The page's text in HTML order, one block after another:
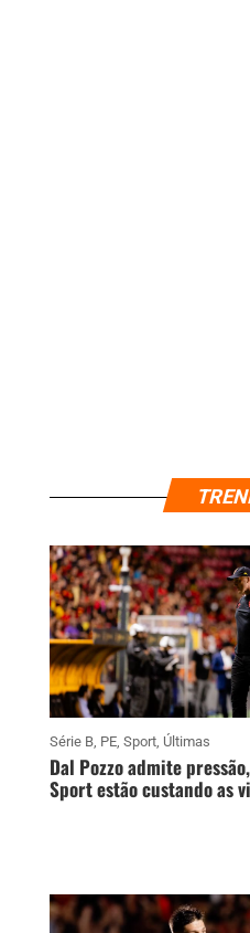
Série B, PE, Sport, Últimas
Dal Pozzo admite
Sport estão custando as